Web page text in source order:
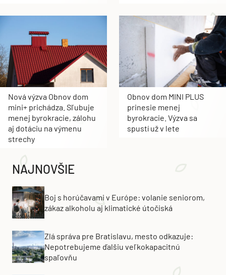
Nová výzva Obnov dom
mini+ prichádza. Sľubuje
menej byrokracie, zálohu
aj dotáciu na výmenu
strechy
Obnov dom MINI PLUS
prinesie menej
byrokracie. Výzva sa
spustí už v lete
NAJNOVŠIE
Boj s horúčavami v Európe: volanie seniorom,
zákaz alkoholu aj klimatické útočiská
Zlá správa pre Bratislavu, mesto odkazuje:
Nepotrebujeme ďalšiu veľkokapacitnú
spaľovňu